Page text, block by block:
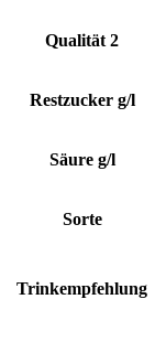
Qualität 2
Restzucker g/l
Säure g/l
Sorte
Trinkempfehlung